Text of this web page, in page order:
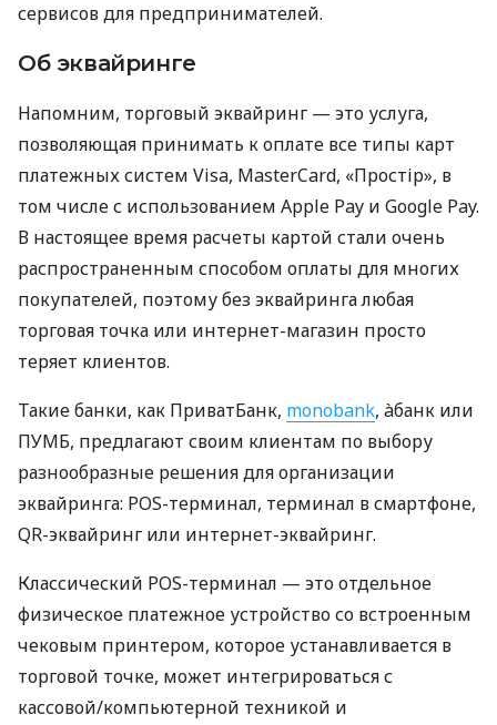
сервисов для предпринимателей.
Об эквайринге
Напомним, торговый эквайринг — это услуга,
позволяющая принимать к оплате все типы карт
платежных систем Visa, MasterCard, «Простір», в
том числе с использованием Apple Pay и Google Pay.
В настоящее время расчеты картой стали очень
распространенным способом оплаты для многих
покупателей, поэтому без эквайринга любая
торговая точка или интернет-магазин просто
теряет клиентов.
Такие банки, как ПриватБанк, monobank, àбанк или
ПУМБ, предлагают своим клиентам по выбору
разнообразные решения для организации
эквайринга: POS-терминал, терминал в смартфоне,
QR-эквайринг или интернет-эквайринг.
Классический POS-терминал — это отдельное
физическое платежное устройство со встроенным
чековым принтером, которое устанавливается в
торговой точке, может интегрироваться с
кассовой/компьютерной техникой и